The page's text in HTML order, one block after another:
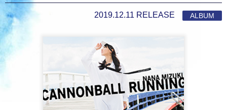
2019.12.11 RELEASE ALBUM